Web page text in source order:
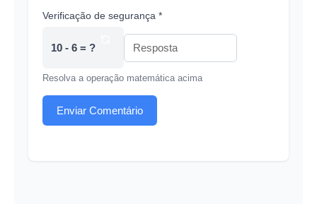
Verificação de segurança *
10 - 6 = ?
Resolva a operação matemática acima
Enviar Comentário